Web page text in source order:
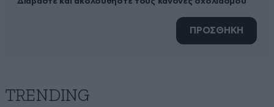
ΠΡΟΣΘΗΚΗ
TRENDING